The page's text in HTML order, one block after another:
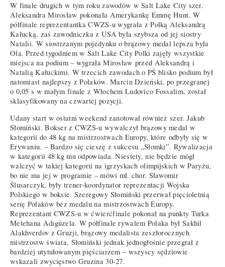
W finale drugich w tym roku zawodów w Salt Lake City szer.
Aleksandra Mirosław pokonała Amerykankę Emmę Hunt. W
półfinale reprezentantka CWZS-u wygrała z Polką Aleksandrą
Kałucką, zaś zawodniczka z USA była szybsza od jej siostry
Natalii. W siostrzanym pojedynku o brązowy medal lepsza była
Ola. Przed tygodniem w Salt Lake City Polki zajęły wszystkie
miejsca na podium – wygrała Mirosław przed Aleksandrą i
Natalią Kałuckimi. W trzecich zawodach o PŚ blisko podium był
natomiast najlepszy z Polaków. Marcin Dzieński, po przegranej
o 0,05 s w małym finale z Włochem Ludovico Fossalim, został
sklasyfikowany na czwartej pozycji.
Udany start w ostatni weekend zanotował również szer. Jakub
Słomiński. Bokser z CWZS-u wywalczył brązowy medal w
kategorii do 48 kg na mistrzostwach Europy, które odbyły się w
Erywaniu. – Bardzo się cieszę z sukcesu „Słomki”. Rywalizacja
w kategorii 48 kg mu odpowiada. Niestety, nie będzie mógł
walczyć w takiej kategorii na igrzyskach olimpijskich w Paryżu,
bo nie ma jej w programie – mówi mł. chor. Sławomir
Ślusarczyk, były trener-koordynator reprezentacji Wojska
Polskiego w boksie. Szeregowy Słomiński przerwał pięcioletnią
serię Polaków bez medalu na mistrzostwach Europy.
Reprezentant CWZS-u w ćwierćfinale pokonał na punkty Turka
Metehana Adıgüzela. W półfinale rywalem Polaka był Sakhil
Alakhverdov z Gruzji, brązowy medalista zeszłorocznych
mistrzostw świata. Słomiński jednak jednogłośnie przegrał z
bardziej utytułowanym pięściarzem – wszyscy sędziowie
wskazali zwycięstwo Gruzina 30-27.